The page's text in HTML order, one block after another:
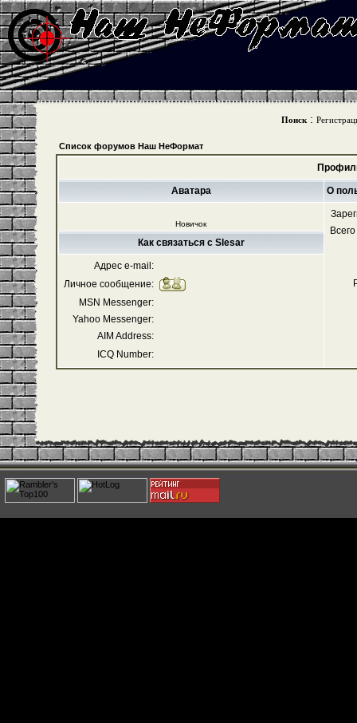
Поиск :
Список форумов Наш НеФормат
Аватара О
Новичок
Как связаться с Slesar
Адрес e-mail:
Личное сообщение:
MSN Messenger:
Yahoo Messenger:
AIM Address:
ICQ Number: